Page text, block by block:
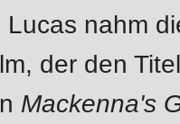
nahm
der den
Mackenna's